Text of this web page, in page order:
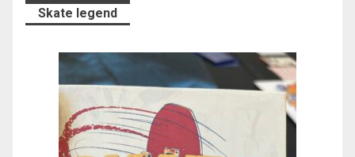
Skate legend